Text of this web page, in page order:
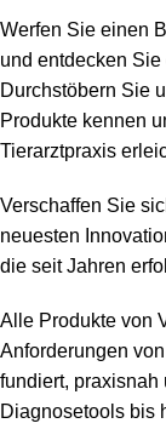
Werfen Sie einen
und entdecken
Durchstöbern Sie
Produkte kennen
Tierarztpraxis
Verschaffen Sie
neuesten
die seit Jahren
Alle Produkte von
Anforderungen
fundiert, praxisnah
Diagnosetools bis